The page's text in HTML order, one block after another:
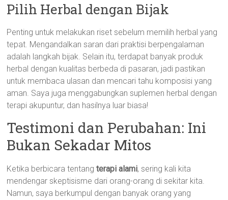
Pilih Herbal dengan Bijak
Penting untuk melakukan riset sebelum memilih herbal yang
tepat. Mengandalkan saran dari praktisi berpengalaman
adalah langkah bijak. Selain itu, terdapat banyak produk
herbal dengan kualitas berbeda di pasaran, jadi pastikan
untuk membaca ulasan dan mencari tahu komposisi yang
aman. Saya juga menggabungkan suplemen herbal dengan
terapi akupuntur, dan hasilnya luar biasa!
Testimoni dan Perubahan: Ini
Bukan Sekadar Mitos
Ketika berbicara tentangterapi alami, sering kali kita
mendengar skeptisisme dari orang-orang di sekitar kita.
Namun, saya berkumpul dengan banyak orang yang